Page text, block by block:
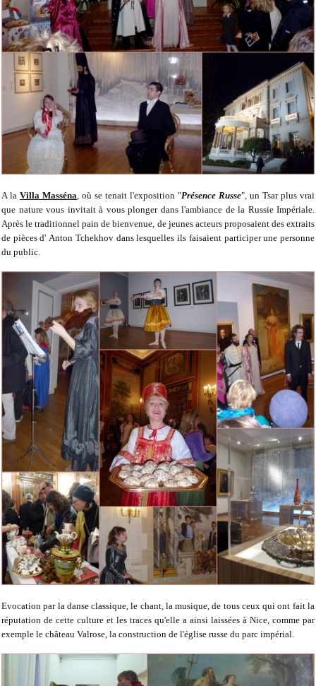
A la Villa Masséna , où se tenait l'exposition "Présence Russe", un Tsar plus vrai
que nature vous invitait à vous plonger dans l'ambiance de la Russie Impériale.
Après le traditionnel pain de bienvenue, de jeunes acteurs proposaient des extraits
de pièces d' Anton Tchekhov dans lesquelles ils faisaient participer une personne
du public.
Evocation par la danse classique, le chant, la musique, de tous ceux qui ont fait la
réputation de cette culture et les traces qu'elle a ainsi laissées à Nice, comme par
exemple le château Valrose, la construction de l'église russe du parc impérial.